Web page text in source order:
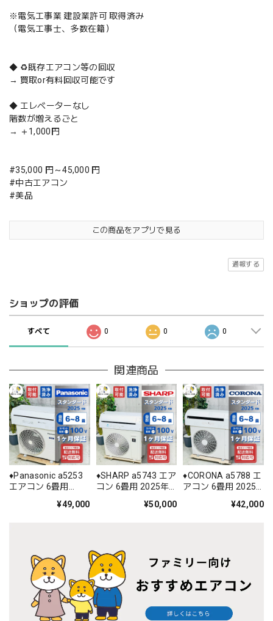
※電気工事業 建設業許可 取得済み
（電気工事士、多数在籍）
◆ ♻️既存エアコン等の回収
→ 買取or有料回収可能です
◆ エレベーターなし
階数が増えるごと
→ ＋1,000円
#35,000 円～45,000 円
#中古エアコン
#美品
この商品をアプリで見る
通報する
ショップの評価
すべて 0 0 0
関連商品
♦️Panasonic a5253
エアコン 6畳用
¥49,000
♦️SHARP a5743 エア
コン 6畳用 2025年
¥50,000
♦️CORONA a5788 エ
アコン 6畳用 2025
¥42,000